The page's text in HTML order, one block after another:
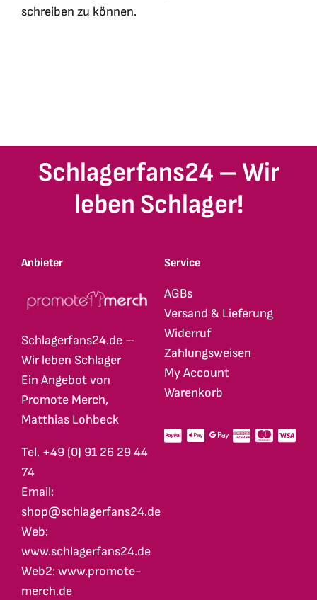
schreiben zu können.
Schlagerfans24 – Wir
leben Schlager!
Anbieter
Schlagerfans24.de –
Wir leben Schlager
Ein Angebot von
Promote Merch,
Matthias Lohbeck
Tel. +49 (0) 91 26 29 44
74
Email:
shop@schlagerfans24.de
Web:
www.schlagerfans24.de
Web2: www.promote-
merch.de
Service
AGBs
Versand & Lieferung
Widerruf
Zahlungsweisen
My Account
Warenkorb